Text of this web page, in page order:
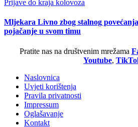
Prijave do kraja kolovoza
Mljekara Livno zbog stalnog
pojačanje u svom timu
Pratite nas na društvenim mrežama
Youtube,
Naslovnica
Uvjeti korištenja
Pravila privatnosti
Impressum
Oglašavanje
Kontakt